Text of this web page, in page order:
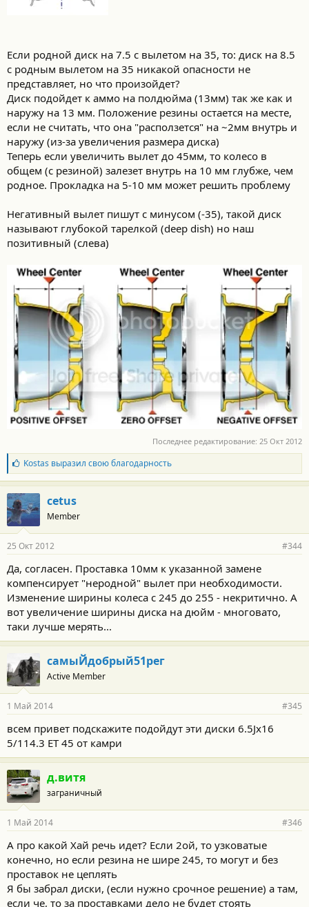
Если родной диск на 7.5 с вылетом на 35, то: диск на 8.5
с родным вылетом на 35 никакой опасности не
представляет, но что произойдет?
Диск подойдет к аммо на полдюйма (13мм) так же как и
наружу на 13 мм. Положение резины остается на месте,
если не считать, что она "расползется" на ~2мм внутрь и
наружу (из-за увеличения размера диска)
Теперь если увеличить вылет до 45мм, то колесо в
общем (с резиной) залезет внутрь на 10 мм глубже, чем
родное. Прокладка на 5-10 мм может решить проблему
Негативный вылет пишут с минусом (-35), такой диск
называют глубокой тарелкой (deep dish) но наш
позитивный (слева)
Последнее редактирование: 25 Окт 2012
Б
л
а
г
о
д
а
н
с
т
и
Kostas выразил свою благодарность
cetus
Member
25 Окт 2012 #344
Да, согласен. Проставка 10мм к указанной замене
компенсирует "неродной" вылет при необходимости.
Изменение ширины колеса с 245 до 255 - некритично. А
вот увеличение ширины диска на дюйм - многовато,
таки лучше мерять...
самыЙдобрый51рег
Active Member
1 Май 2014 #345
всем привет подскажите подойдут эти диски 6.5Jx16
5/114.3 ET 45 от камри
д.витя
заграничный
1 Май 2014 #346
А про какой Хай речь идет? Если 2ой, то узковатые
конечно, но если резина не шире 245, то могут и без
проставок не цеплять
Я бы забрал диски, (если нужно срочное решение) а там,
если че, то за проставками дело не будет стоять